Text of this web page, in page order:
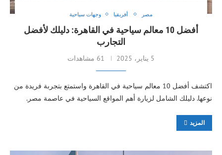
مصر أفريقيا وجهات سياحية
أفضل 10 معالم سياحية في القاهرة: دليلك لأفضل
التجارب
5 يناير، 2025 61 مشاهدات
اكتشف أفضل 10 معالم سياحية في القاهرة واستمتع بتجربة فريدة من
نوعها. دليلك الشامل لزيارة أهم المواقع السياحية في عاصمة مصر.
المزيد